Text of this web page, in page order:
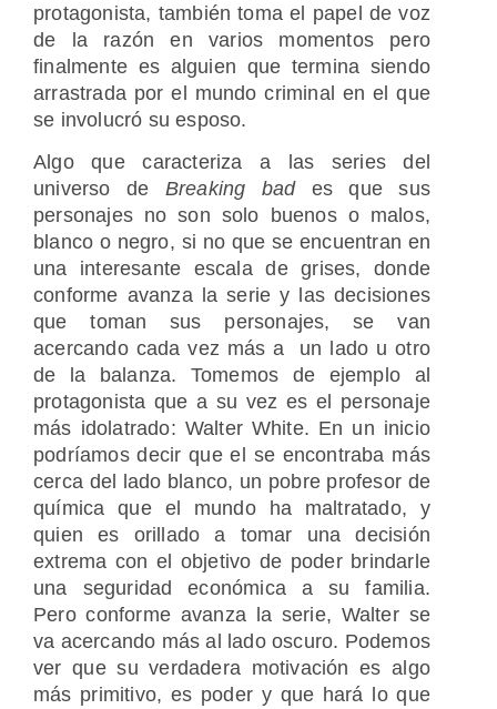
protagonista, también toma el papel de voz
de la razón en varios momentos pero
finalmente es alguien que termina siendo
arrastrada por el mundo criminal en el que
se involucró su esposo.
Algo que caracteriza a las series del
universo de Breaking bad es que sus
personajes no son solo buenos o malos,
blanco o negro, si no que se encuentran en
una interesante escala de grises, donde
conforme avanza la serie y las decisiones
que toman sus personajes, se van
acercando cada vez más a un lado u otro
de la balanza. Tomemos de ejemplo al
protagonista que a su vez es el personaje
más idolatrado: Walter White. En un inicio
podríamos decir que el se encontraba más
cerca del lado blanco, un pobre profesor de
química que el mundo ha maltratado, y
quien es orillado a tomar una decisión
extrema con el objetivo de poder brindarle
una seguridad económica a su familia.
Pero conforme avanza la serie, Walter se
va acercando más al lado oscuro. Podemos
ver que su verdadera motivación es algo
más primitivo, es poder y que hará lo que